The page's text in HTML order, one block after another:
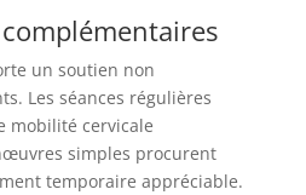
un soutien non
Les séances régulières
mobilité cervicale
simples procurent
temporaire appréciable.